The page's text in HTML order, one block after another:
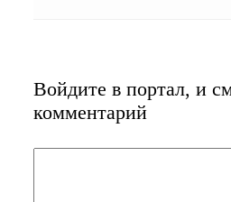
Войдите в портал, и
комментарий